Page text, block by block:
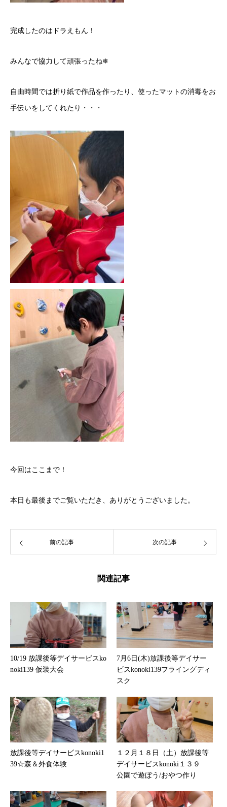
完成したのはドラえもん！
みんなで協力して頑張ったね❄
自由時間では折り紙で作品を作ったり、使ったマットの消毒をお
手伝いをしてくれたり・・・
今回はここまで！
本日も最後までご覧いただき、ありがとうございました。
前の記事 次の記事
関連記事
10/19 放課後等デイサービスko
noki139 仮装大会
7月6日(木)放課後等デイサー
ビスkonoki139フライングディ
スク
放課後等デイサービスkonoki1
39☆森＆外食体験
１２月１８日（土）放課後等
デイサービスkonoki１３９
公園で遊ぼう/おやつ作り